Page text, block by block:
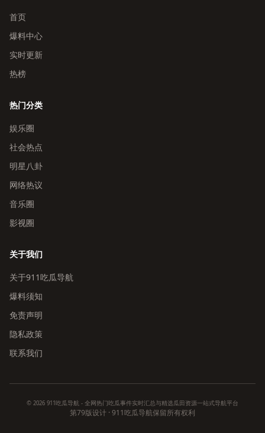
首页
爆料中心
实时更新
热榜
热门分类
娱乐圈
社会热点
明星八卦
网络热议
音乐圈
影视圈
关于我们
关于911吃瓜导航
爆料须知
免责声明
隐私政策
联系我们
© 2026 911吃瓜导航 - 全网热门吃瓜事件实时汇总与精选瓜田资源一站式导航平台
第79版设计 · 911吃瓜导航保留所有权利